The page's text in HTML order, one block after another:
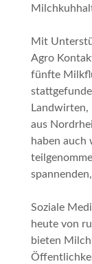
Mit
Agro
fünfte
Landwirten,
aus
haben auch
Soziale
heute von
bieten